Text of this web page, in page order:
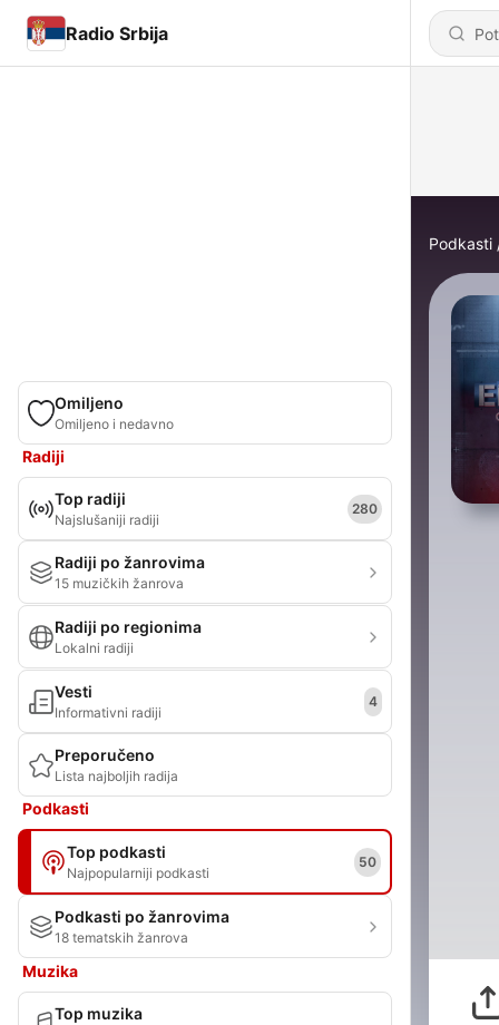
Radio Srbija
Omiljeno
Omiljeno i nedavno
Radiji
Top radiji
Najslušaniji radiji
280
Radiji po žanrovima
15 muzičkih žanrova
Radiji po regionima
Lokalni radiji
Vesti
Informativni radiji
4
Preporučeno
Lista najboljih radija
Podkasti
Top podkasti
Najpopularniji podkasti
50
Podkasti po žanrovima
18 tematskih žanrova
Muzika
Top muzika
Podkasti